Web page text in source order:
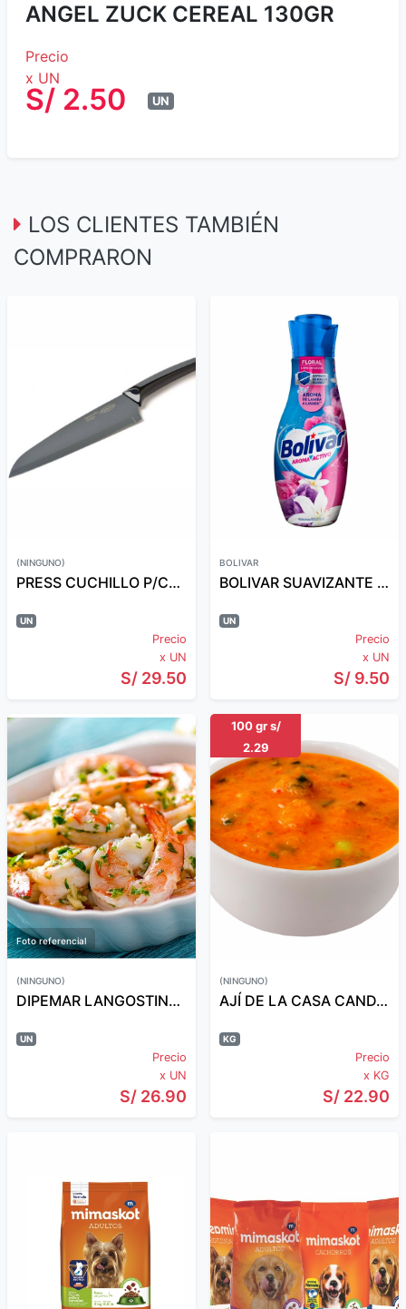
ANGEL ZUCK CEREAL 130GR
Precio
x UN
S/ 2.50 UN
LOS CLIENTES TAMBIÉN
COMPRARON
(NINGUNO)
PRESS CUCHILLO P/CHEF 20 CM..
UN
Precio
x UN
S/ 29.50
BOLIVAR
BOLIVAR SUAVIZANTE 800ML
UN
Precio
x UN
S/ 9.50
Foto referencial
(NINGUNO)
DIPEMAR LANGOSTINO MEDIANO X 500GR
UN
Precio
x UN
S/ 26.90
100 gr s/
2.29
(NINGUNO)
AJÍ DE LA CASA CANDY KG.
KG
Precio
x KG
S/ 22.90